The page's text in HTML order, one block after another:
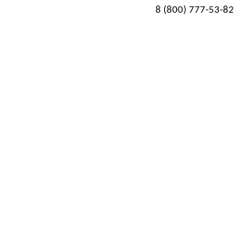
8 (800) 777-53-82